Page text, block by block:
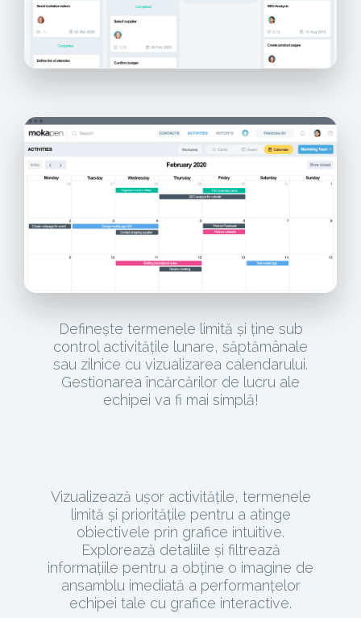
Definește termenele limită și ține sub
control activitățile lunare, săptămânale
sau zilnice cu vizualizarea calendarului.
Gestionarea încărcărilor de lucru ale
echipei va fi mai simplă!
Vizualizează ușor activitățile, termenele
limită și prioritățile pentru a atinge
obiectivele prin grafice intuitive.
Explorează detaliile și filtrează
informațiile pentru a obține o imagine de
ansamblu imediată a performanțelor
echipei tale cu grafice interactive.